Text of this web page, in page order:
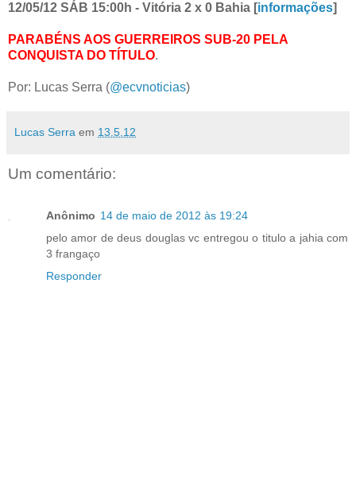
12/05/12 SÁB 15:00h - Vitória 2 x 0 Bahia [informações]
PARABÉNS AOS GUERREIROS SUB-20 PELA
CONQUISTA DO TÍTULO.
Por: Lucas Serra (@ecvnoticias)
Lucas Serra em 13.5.12
Um comentário:
Anônimo 14 de maio de 2012 às 19:24
pelo amor de deus douglas vc entregou o titulo a jahia com
3 frangaço
Responder